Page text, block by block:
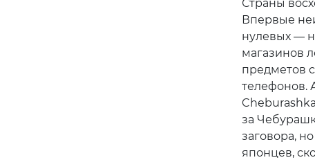
Страны
Впервые
нулевых —
магазинов
предметов
телефонов.
за
заговора,
японцев,